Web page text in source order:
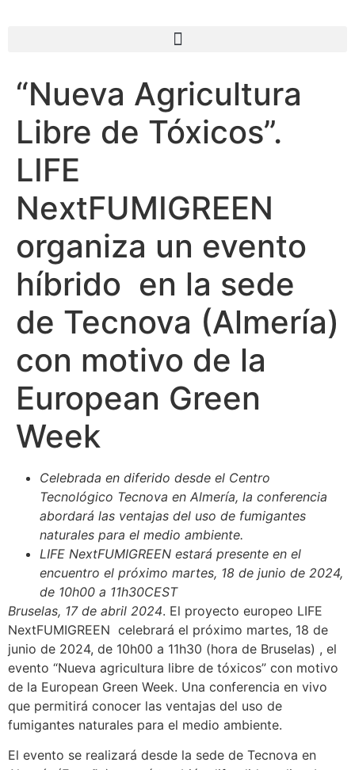
“Nueva Agricultura
Libre de Tóxicos”.
LIFE
NextFUMIGREEN
organiza un evento
híbrido en la sede
de Tecnova (Almería)
con motivo de la
European Green
Week
Celebrada en diferido desde el Centro
Tecnológico Tecnova en Almería, la conferencia
abordará las ventajas del uso de fumigantes
naturales para el medio ambiente.
LIFE NextFUMIGREEN estará presente en el
encuentro el próximo martes, 18 de junio de 2024,
de 10h00 a 11h30CEST
Bruselas, 17 de abril 2024. El proyecto europeo LIFE
NextFUMIGREEN celebrará el próximo martes, 18 de
junio de 2024, de 10h00 a 11h30 (hora de Bruselas) , el
evento “Nueva agricultura libre de tóxicos” con motivo
de la European Green Week. Una conferencia en vivo
que permitirá conocer las ventajas del uso de
fumigantes naturales para el medio ambiente.
El evento se realizará desde la sede de Tecnova en